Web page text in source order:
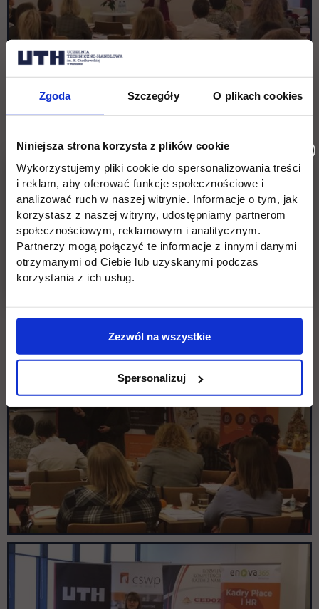
Zgoda Szczegóły O plikach cookies
Niniejsza strona korzysta z plików cookie
Wykorzystujemy pliki cookie do spersonalizowania treści
i reklam, aby oferować funkcje społecznościowe i
analizować ruch w naszej witrynie. Informacje o tym, jak
korzystasz z naszej witryny, udostępniamy partnerom
społecznościowym, reklamowym i analitycznym.
Partnerzy mogą połączyć te informacje z innymi danymi
otrzymanymi od Ciebie lub uzyskanymi podczas
korzystania z ich usług.
Zezwól na wszystkie
Spersonalizuj